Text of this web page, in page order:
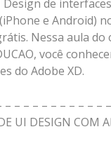
Design de
e Android)
Nessa aula do
você
do Adobe XD.
– – – – – – – – – – –
UI DESIGN COM